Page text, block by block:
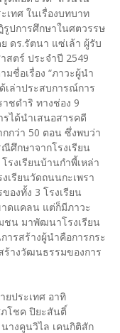
เทศ ในเรื่องบทบาท
ปการศึกษาในศตวรรษ
ดร.รัตนา แซ่เล้า ผู้รับ
ตร์ ประจำปี 2549
ชื่อเรื่อง “ภาวะผู้นำ
เล่าประสบการณ์การ
ชดำริ ทางช่อง 9
ได้นำเสนอสารคดี
กว่า 50 ตอน ซึ่งพบว่า
ศึกษาจากโรงเรียน
รงเรียนบ้านกำพี้เหล่า
เรียนวัดถนนกะเพรา
องทั้ง 3 โรงเรียน
ดแคลน แต่ก็มีภาวะ
ชน มาพัฒนาโรงเรียน
ารสร้างผู้นำคือการกระ
ร้างวัฒนธรรมของการ
ยประเทศ อาทิ
ภโชค ปิยะสันติ์
นางคูนวิไล เคนกิติสัก